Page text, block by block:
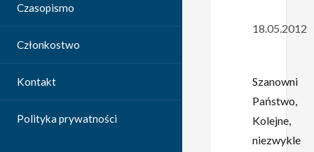
Czasopismo
Członkostwo
Kontakt
Polityka prywatności
18.05.2012
Szanowni
Państwo,
Kolejne,
niezwykle